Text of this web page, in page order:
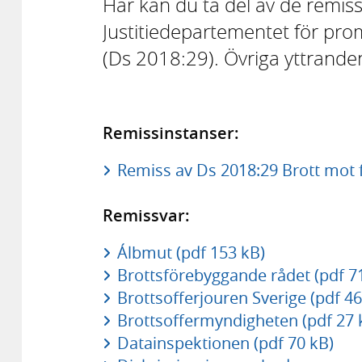
Justitiedepartementet för
(Ds 2018:29). Övriga
Remissinstanser:
Remiss av Ds 2018:29 Brott
Remissvar:
Álbmut (pdf 153 kB)
Brottsförebyggande rådet (pdf
Brottsofferjouren Sverige (pdf
Brottsoffermyndigheten (pdf 27
Datainspektionen (pdf 70 kB)